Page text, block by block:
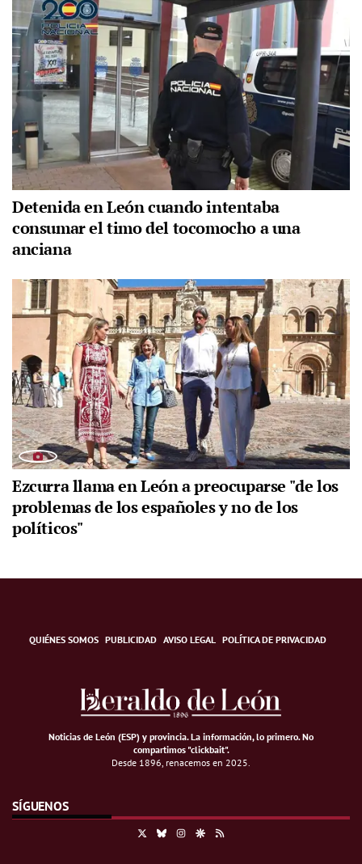
Detenida en León cuando intentaba
consumar el timo del tocomocho a una
anciana
Ezcurra llama en León a preocuparse "de los
problemas de los españoles y no de los
políticos"
QUIÉNES SOMOS PUBLICIDAD AVISO LEGAL POLÍTICA DE PRIVACIDAD
Noticias de León (ESP) y provincia. La información, lo primero.No
compartimos "clickbait".
Desde 1896, renacemos en 2025.
SÍGUENOS
BlueskyInstagramGoogle Discover